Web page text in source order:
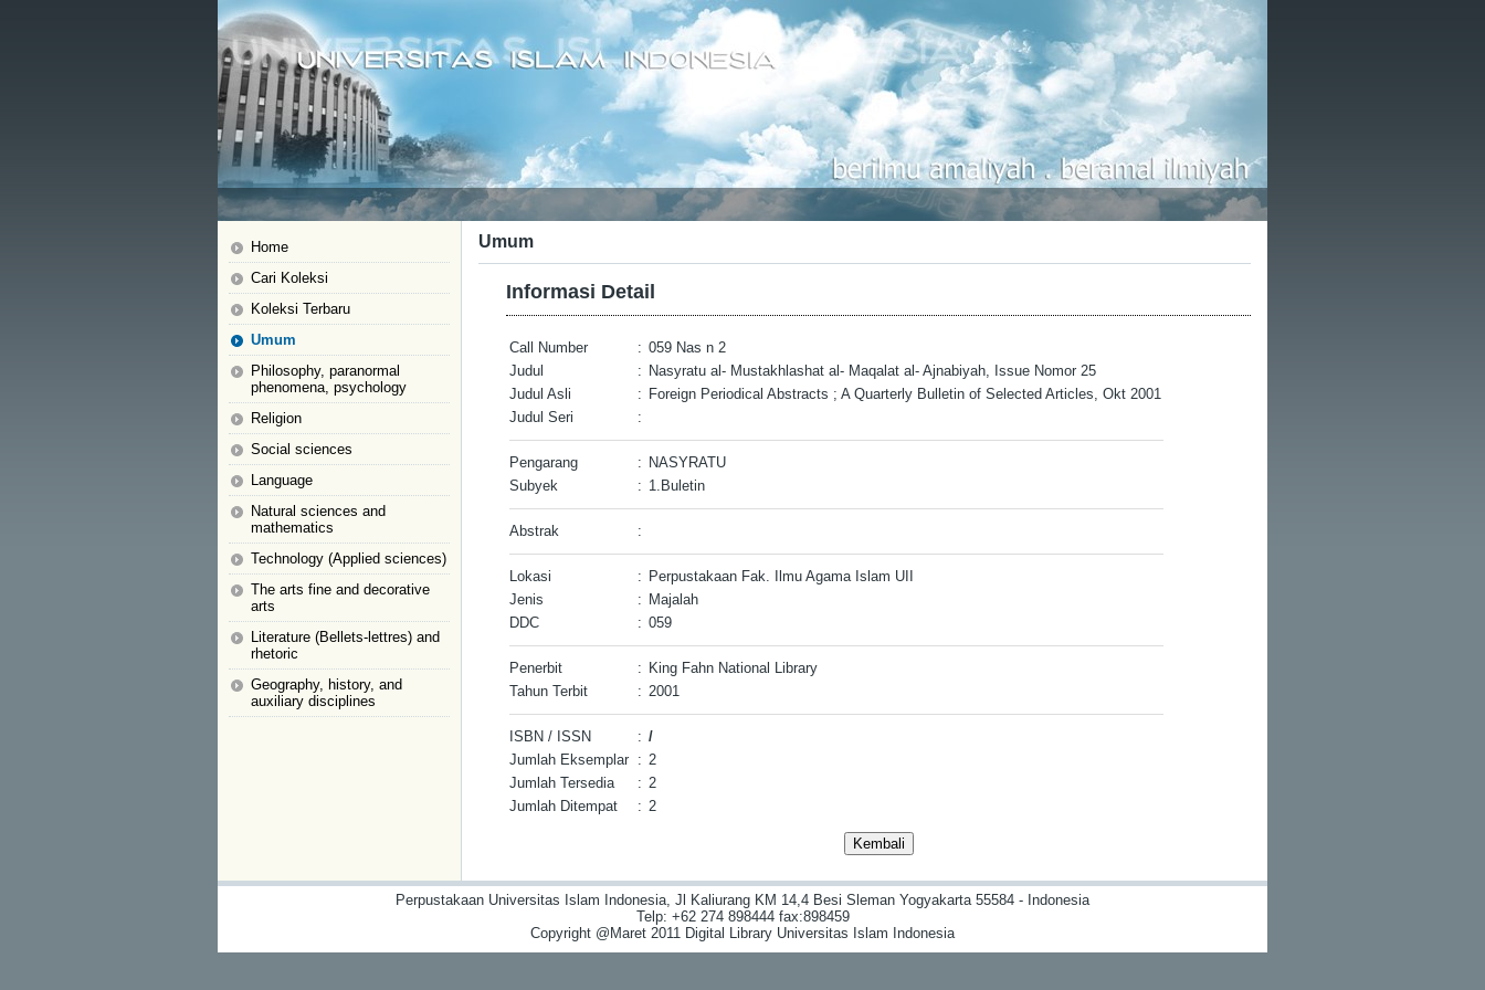
Home
Cari Koleksi
Koleksi Terbaru
Umum
Philosophy, paranormal
phenomena, psychology
Religion
Social sciences
Language
Natural sciences and
mathematics
Technology (Applied sciences)
The arts fine and decorative
arts
Literature (Bellets-lettres) and
rhetoric
Geography, history, and
auxiliary disciplines
Umum
Informasi Detail
Call Number : 059 Nas n 2
Judul
: Nasyratu al- Mustakhlashat al- Maqalat al- Ajnabiyah, Issue Nomor 25
Judul Asli
: Foreign Periodical Abstracts ; A Quarterly Bulletin of Selected Articles, Okt 2001
Judul Seri
:
Pengarang : NASYRATU
Subyek
: 1.Buletin
Abstrak :
Lokasi : Perpustakaan Fak. Ilmu Agama Islam UII
Jenis
: Majalah
DDC
: 059
Penerbit : King Fahn National Library
Tahun Terbit
: 2001
ISBN / ISSN : /
Jumlah Eksemplar : 2
Jumlah Tersedia
: 2
Jumlah Ditempat
: 2
Perpustakaan Universitas Islam Indonesia, Jl Kaliurang KM 14,4 Besi Sleman Yogyakarta 55584 - Indonesia
Telp: +62 274 898444 fax:898459
Copyright @Maret 2011 Digital Library Universitas Islam Indonesia